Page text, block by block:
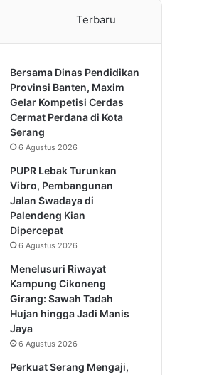
Terbaru
Bersama Dinas Pendidikan
Provinsi Banten, Maxim
Gelar Kompetisi Cerdas
Cermat Perdana di Kota
Serang
6 Agustus 2026
PUPR Lebak Turunkan
Vibro, Pembangunan
Jalan Swadaya di
Palendeng Kian
Dipercepat
6 Agustus 2026
Menelusuri Riwayat
Kampung Cikoneng
Girang: Sawah Tadah
Hujan hingga Jadi Manis
Jaya
6 Agustus 2026
Perkuat Serang Mengaji,